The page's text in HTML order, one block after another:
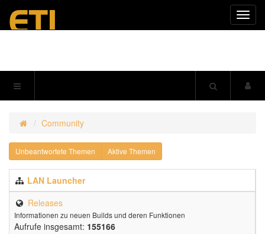
Community
Unbeantwortete Themen Aktive Themen
LAN Launcher
Releases
Informationen zu neuen Builds und deren Funktionen
Aufrufe insgesamt: 155166